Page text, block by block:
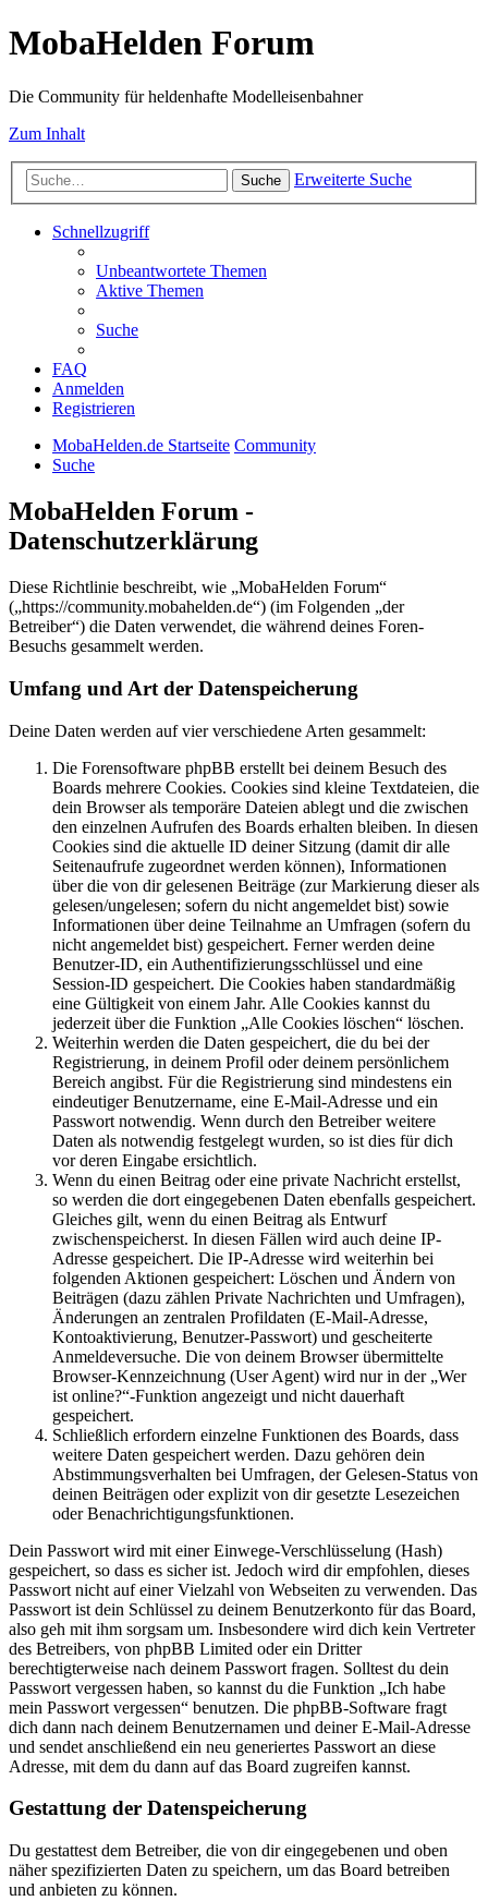
MobaHelden Forum
Die Community für heldenhafte Modelleisenbahner
Zum Inhalt
Suche Erweiterte Suche
Schnellzugriff
Unbeantwortete Themen
Aktive Themen
Suche
FAQ
Anmelden
Registrieren
MobaHelden.de Startseite Community
Suche
MobaHelden Forum -
Datenschutzerklärung
Diese Richtlinie beschreibt, wie „MobaHelden Forum“
(„https://community.mobahelden.de“) (im Folgenden „der
Betreiber“) die Daten verwendet, die während deines Foren-
Besuchs gesammelt werden.
Umfang und Art der Datenspeicherung
Deine Daten werden auf vier verschiedene Arten gesammelt:
Die Forensoftware phpBB erstellt bei deinem Besuch des
Boards mehrere Cookies. Cookies sind kleine Textdateien, die
dein Browser als temporäre Dateien ablegt und die zwischen
den einzelnen Aufrufen des Boards erhalten bleiben. In diesen
Cookies sind die aktuelle ID deiner Sitzung (damit dir alle
Seitenaufrufe zugeordnet werden können), Informationen
über die von dir gelesenen Beiträge (zur Markierung dieser als
gelesen/ungelesen; sofern du nicht angemeldet bist) sowie
Informationen über deine Teilnahme an Umfragen (sofern du
nicht angemeldet bist) gespeichert. Ferner werden deine
Benutzer-ID, ein Authentifizierungsschlüssel und eine
Session-ID gespeichert. Die Cookies haben standardmäßig
eine Gültigkeit von einem Jahr. Alle Cookies kannst du
jederzeit über die Funktion „Alle Cookies löschen“ löschen.
Weiterhin werden die Daten gespeichert, die du bei der
Registrierung, in deinem Profil oder deinem persönlichem
Bereich angibst. Für die Registrierung sind mindestens ein
eindeutiger Benutzername, eine E-Mail-Adresse und ein
Passwort notwendig. Wenn durch den Betreiber weitere
Daten als notwendig festgelegt wurden, so ist dies für dich
vor deren Eingabe ersichtlich.
Wenn du einen Beitrag oder eine private Nachricht erstellst,
so werden die dort eingegebenen Daten ebenfalls gespeichert.
Gleiches gilt, wenn du einen Beitrag als Entwurf
zwischenspeicherst. In diesen Fällen wird auch deine IP-
Adresse gespeichert. Die IP-Adresse wird weiterhin bei
folgenden Aktionen gespeichert: Löschen und Ändern von
Beiträgen (dazu zählen Private Nachrichten und Umfragen),
Änderungen an zentralen Profildaten (E-Mail-Adresse,
Kontoaktivierung, Benutzer-Passwort) und gescheiterte
Anmeldeversuche. Die von deinem Browser übermittelte
Browser-Kennzeichnung (User Agent) wird nur in der „Wer
ist online?“-Funktion angezeigt und nicht dauerhaft
gespeichert.
Schließlich erfordern einzelne Funktionen des Boards, dass
weitere Daten gespeichert werden. Dazu gehören dein
Abstimmungsverhalten bei Umfragen, der Gelesen-Status von
deinen Beiträgen oder explizit von dir gesetzte Lesezeichen
oder Benachrichtigungsfunktionen.
Dein Passwort wird mit einer Einwege-Verschlüsselung (Hash)
gespeichert, so dass es sicher ist. Jedoch wird dir empfohlen, dieses
Passwort nicht auf einer Vielzahl von Webseiten zu verwenden. Das
Passwort ist dein Schlüssel zu deinem Benutzerkonto für das Board,
also geh mit ihm sorgsam um. Insbesondere wird dich kein Vertreter
des Betreibers, von phpBB Limited oder ein Dritter
berechtigterweise nach deinem Passwort fragen. Solltest du dein
Passwort vergessen haben, so kannst du die Funktion „Ich habe
mein Passwort vergessen“ benutzen. Die phpBB-Software fragt
dich dann nach deinem Benutzernamen und deiner E-Mail-Adresse
und sendet anschließend ein neu generiertes Passwort an diese
Adresse, mit dem du dann auf das Board zugreifen kannst.
Gestattung der Datenspeicherung
Du gestattest dem Betreiber, die von dir eingegebenen und oben
näher spezifizierten Daten zu speichern, um das Board betreiben
und anbieten zu können.